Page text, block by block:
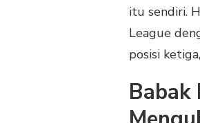
LONDON,
CHELSEA
IMBANGI
TEKEL
itu sendiri.
League
posisi
Babak